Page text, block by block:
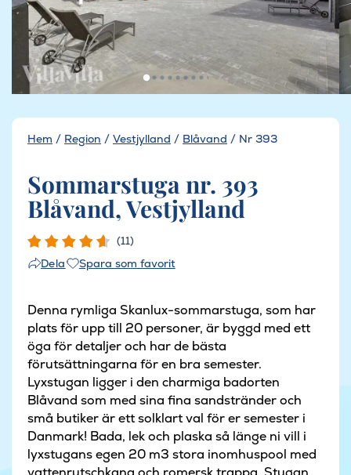
Hem / Region / Vestjylland / Blåvand / Nr 393
Sommarstuga nr. 393
Blåvand, Vestjylland
(11)
Dela
Spara som favorit
Denna rymliga Skanlux-sommarstuga, som har
plats för upp till 20 personer, är byggd med ett
öga för detaljer och har de bästa
förutsättningarna för en bra semester.
Lyxstugan ligger i den charmiga badorten
Blåvand som med sina fina sandstränder och
små butiker är ett solklart val för er semester i
Danmark! Bada, lek och plaska så länge ni vill i
lyxstugans egen 20 m3 stora inomhuspool med